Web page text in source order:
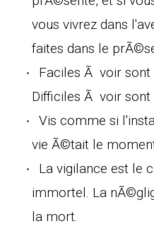
vous vivrez dans
faites dans le
Faciles Ã voir sont
Difficiles Ã voir sont
Vis comme si
vie Ã©tait le
La vigilance est le
immortel. La
la mort.